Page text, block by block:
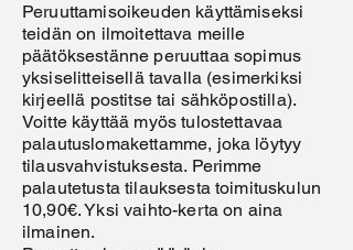
Peruuttamisoikeuden käyttämiseksi
teidän on ilmoitettava meille
päätöksestänne peruuttaa sopimus
yksiselitteisellä tavalla (esimerkiksi
kirjeellä postitse tai sähköpostilla).
Voitte käyttää myös tulostettavaa
palautuslomakettamme, joka löytyy
tilausvahvistuksesta. Perimme
palautetusta tilauksesta toimituskulun
10,90€. Yksi vaihto-kerta on aina
ilmainen.